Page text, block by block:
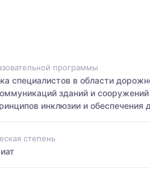
программы
специалистов в области
зданий и
инклюзии и обеспечения
степень